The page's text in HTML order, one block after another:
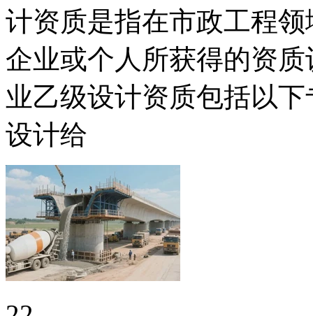
计资质是指在市政工程
企业或个人所获得的资
业乙级设计资质包括以
设计给